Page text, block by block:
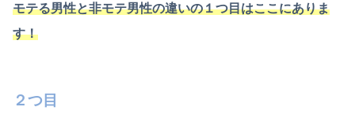
モテる男性と非モテ男性の違いの１つ目はここにありま
す！
２つ目